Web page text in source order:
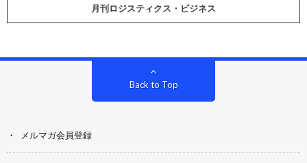
月刊ロジスティクス・ビジネス
Back to Top
メルマガ会員登録